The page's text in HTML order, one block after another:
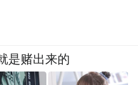
是赌出来的